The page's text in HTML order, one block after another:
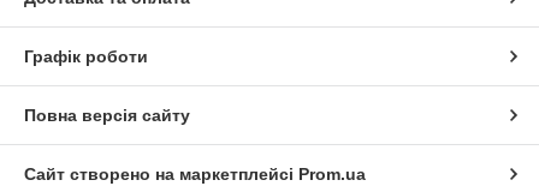
Графік роботи
Повна версія сайту
Сайт створено на маркетплейсі Prom.ua